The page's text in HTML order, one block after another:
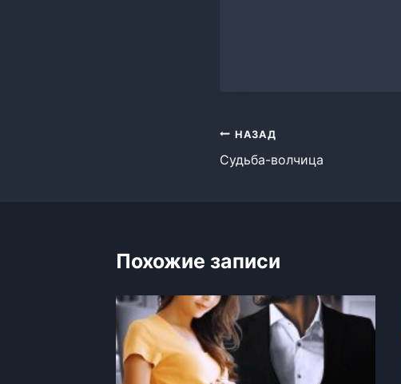
Навигация
по
НАЗАД
Судьба-волчица
Похожие записи